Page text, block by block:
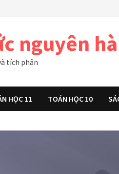
nguyên
tích phân
HỌC 11 TOÁN HỌC 10